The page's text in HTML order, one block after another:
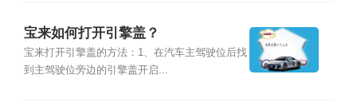
宝来如何打开引擎盖？
宝来打开引擎盖的方法：1、在汽车主驾驶位后找
到主驾驶位旁边的引擎盖开启...